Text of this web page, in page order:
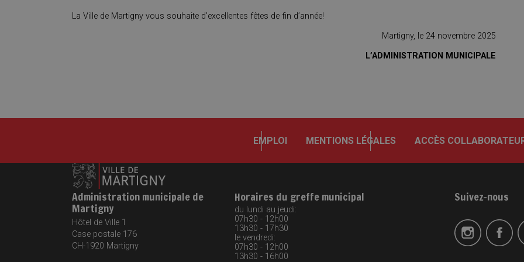
La Ville de Martigny vous souhaite d’excellentes fêtes de fin d’année!
Martigny, le 24 novembre 2025
L’ADMINISTRATION MUNICIPALE
Administration municipale de
Martigny
Hôtel de Ville 1
Case postale 176
CH-1920 Martigny
Horaires du greffe municipal
du lundi au jeudi:
07h30 - 12h00
13h30 - 17h30
le vendredi:
07h30 - 12h00
13h30 - 16h00
EMPLOI MENTIONS LÉGALES ACCÈS
Suivez-nous